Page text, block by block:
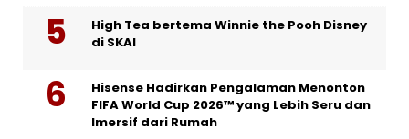
High Tea bertema Winnie the Pooh Disney
di SKAI
Hisense Hadirkan Pengalaman Menonton
FIFA World Cup 2026™ yang Lebih Seru dan
Imersif dari Rumah